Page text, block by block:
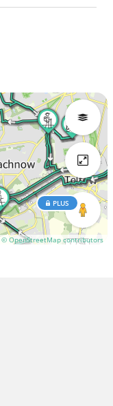
© OpenStreetMap contributors
PLUS